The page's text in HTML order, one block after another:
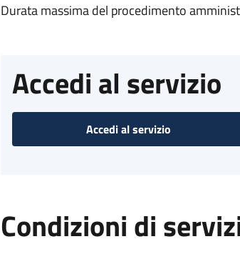
Durata massima del procedimento
Accedi al servizio
Accedi al servizio
Condizioni di